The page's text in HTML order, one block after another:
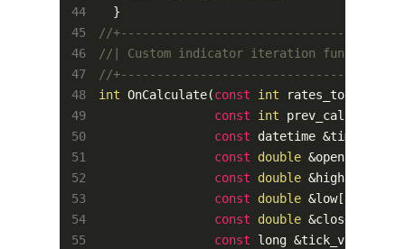
//
//| Custom indicator iteration
//
int OnCalculate(const int rates_total,
const
int prev_calculated,
const datetime &time[],
const
double &open[],
const
double &high[],
const
double &low[],
const
double &close[],
const long &tick_volume[],